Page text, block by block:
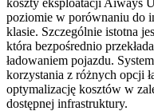
poziomie w porównaniu do
klasie. Szczególnie istotna
która bezpośrednio
ładowaniem pojazdu.
korzystania z różnych opcji
optymalizację kosztów w
dostępnej infrastruktury.